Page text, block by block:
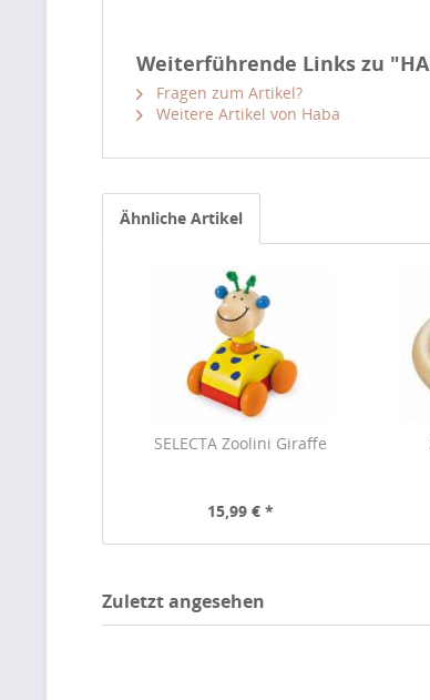
Weiterführende Links zu
Fragen zum Artikel?
Weitere Artikel von Haba
Ähnliche Artikel
SELECTA Zoolini Giraffe
15,99 € *
Zuletzt angesehen